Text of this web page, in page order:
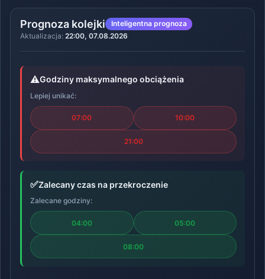
Prognoza kolejki
Inteligentna prognoza
Aktualizacja: 22:00, 07.08.2026
⚠️Godziny maksymalnego obciążenia
Lepiej unikać:
07:00 10:00
21:00
✅Zalecany czas na przekroczenie
Zalecane godziny:
04:00 05:00
08:00